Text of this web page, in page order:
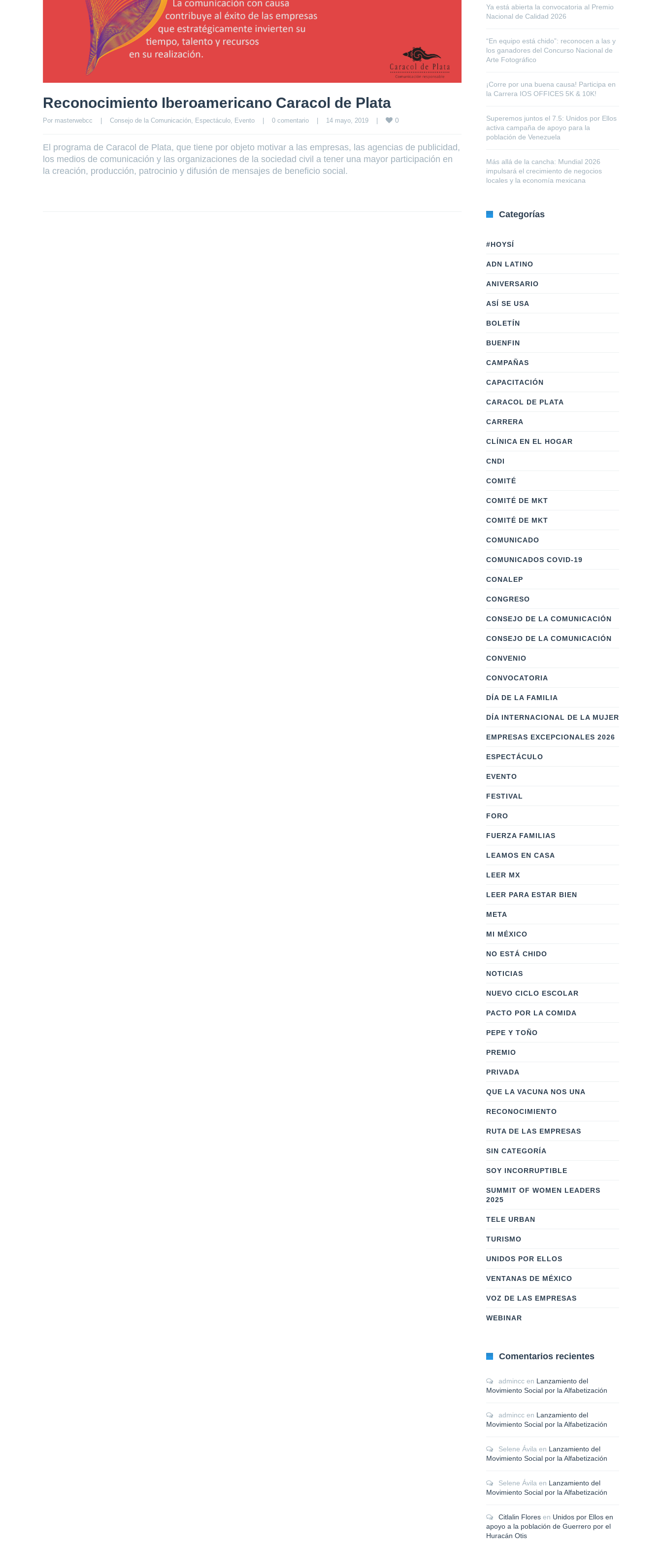
Reconocimiento Iberoamericano Caracol de Plata
Por masterwebcc Consejo de la Comunicación, Espectáculo, Evento 0 comentario 14 mayo, 2019 0
El programa de Caracol de Plata, que tiene por objeto motivar a las empresas, las agencias de publicidad,
los medios de comunicación y las organizaciones de la sociedad civil a tener una mayor participación en
la creación, producción, patrocinio y difusión de mensajes de beneficio social.
Ya está abierta la convocatoria al Premio
Nacional de Calidad 2026
“En equipo está chido”: reconocen a las y
los ganadores del Concurso Nacional de
Arte Fotográfico
¡Corre por una buena causa! Participa en
la Carrera IOS OFFICES 5K & 10K!
Superemos juntos el 7.5: Unidos por Ellos
activa campaña de apoyo para la
población de Venezuela
Más allá de la cancha: Mundial 2026
impulsará el crecimiento de negocios
locales y la economía mexicana
Categorías
#HOYSÍ
ADN LATINO
ANIVERSARIO
ASÍ SE USA
BOLETÍN
BUENFIN
CAMPAÑAS
CAPACITACIÓN
CARACOL DE PLATA
CARRERA
CLÍNICA EN EL HOGAR
CNDI
COMITÉ
COMITÉ DE MKT
COMITÉ DE MKT
COMUNICADO
COMUNICADOS COVID-19
CONALEP
CONGRESO
CONSEJO DE LA COMUNICACIÓN
CONSEJO DE LA COMUNICACIÓN
CONVENIO
CONVOCATORIA
DÍA DE LA FAMILIA
DÍA INTERNACIONAL DE LA MUJER
EMPRESAS EXCEPCIONALES 2026
ESPECTÁCULO
EVENTO
FESTIVAL
FORO
FUERZA FAMILIAS
LEAMOS EN CASA
LEER MX
LEER PARA ESTAR BIEN
META
MI MÉXICO
NO ESTÁ CHIDO
NOTICIAS
NUEVO CICLO ESCOLAR
PACTO POR LA COMIDA
PEPE Y TOÑO
PREMIO
PRIVADA
QUE LA VACUNA NOS UNA
RECONOCIMIENTO
RUTA DE LAS EMPRESAS
SIN CATEGORÍA
SOY INCORRUPTIBLE
SUMMIT OF WOMEN LEADERS
2025
TELE URBAN
TURISMO
UNIDOS POR ELLOS
VENTANAS DE MÉXICO
VOZ DE LAS EMPRESAS
WEBINAR
Comentarios recientes
admincc en Lanzamiento del
Movimiento Social por la Alfabetización
admincc en Lanzamiento del
Movimiento Social por la Alfabetización
Selene Ávila en Lanzamiento del
Movimiento Social por la Alfabetización
Selene Ávila en Lanzamiento del
Movimiento Social por la Alfabetización
Citlalin Flores en Unidos por Ellos en
apoyo a la población de Guerrero por el
Huracán Otis